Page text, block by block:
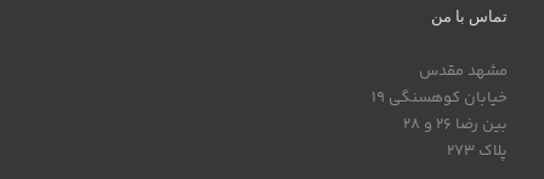
تماس با من
مشهد مقدس
خیابان کوهسنگی 19
بین رضا 26 و 28
پلاک 273